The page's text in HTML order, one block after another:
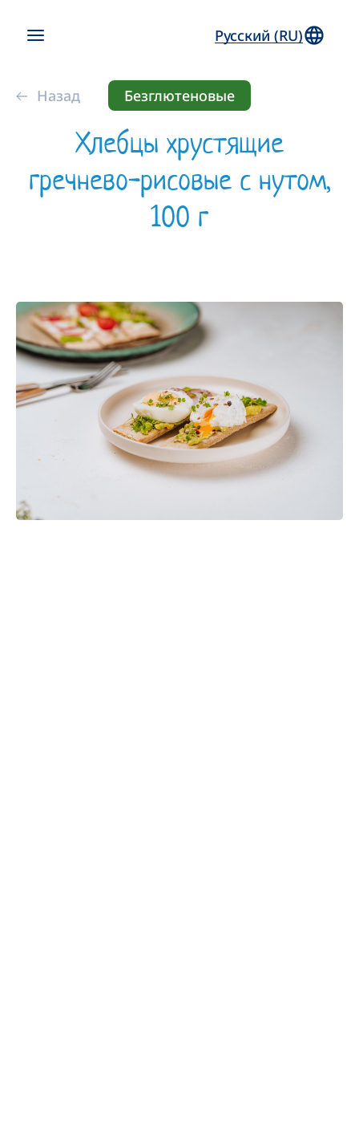
Русский (RU)
Назад Безглютеновые
Хлебцы хрустящие
гречнево-рисовые с нутом,
100 г